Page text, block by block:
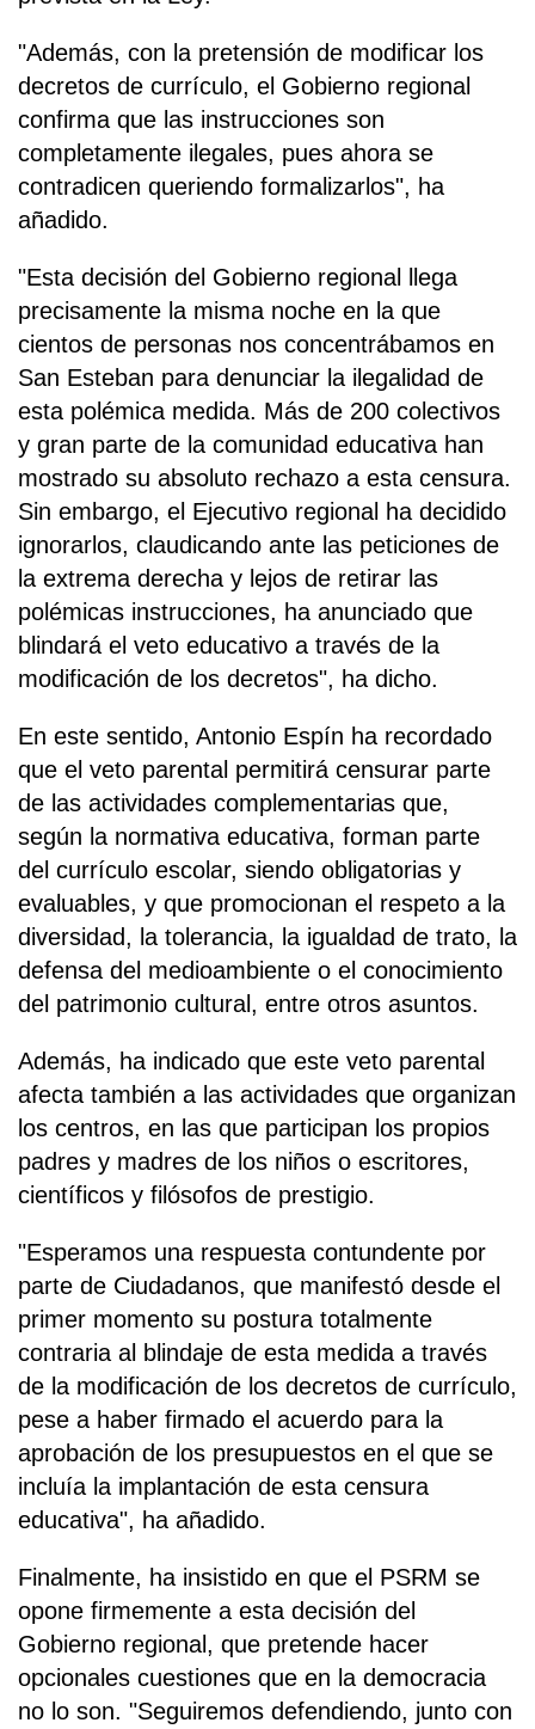
"Además, con la pretensión de modificar los
decretos de currículo, el Gobierno regional
confirma que las instrucciones son
completamente ilegales, pues ahora se
contradicen queriendo formalizarlos", ha
añadido.
"Esta decisión del Gobierno regional llega
precisamente la misma noche en la que
cientos de personas nos concentrábamos en
San Esteban para denunciar la ilegalidad de
esta polémica medida. Más de 200 colectivos
y gran parte de la comunidad educativa han
mostrado su absoluto rechazo a esta censura.
Sin embargo, el Ejecutivo regional ha decidido
ignorarlos, claudicando ante las peticiones de
la extrema derecha y lejos de retirar las
polémicas instrucciones, ha anunciado que
blindará el veto educativo a través de la
modificación de los decretos", ha dicho.
En este sentido, Antonio Espín ha recordado
que el veto parental permitirá censurar parte
de las actividades complementarias que,
según la normativa educativa, forman parte
del currículo escolar, siendo obligatorias y
evaluables, y que promocionan el respeto a la
diversidad, la tolerancia, la igualdad de trato, la
defensa del medioambiente o el conocimiento
del patrimonio cultural, entre otros asuntos.
Además, ha indicado que este veto parental
afecta también a las actividades que organizan
los centros, en las que participan los propios
padres y madres de los niños o escritores,
científicos y filósofos de prestigio.
"Esperamos una respuesta contundente por
parte de Ciudadanos, que manifestó desde el
primer momento su postura totalmente
contraria al blindaje de esta medida a través
de la modificación de los decretos de currículo,
pese a haber firmado el acuerdo para la
aprobación de los presupuestos en el que se
incluía la implantación de esta censura
educativa", ha añadido.
Finalmente, ha insistido en que el PSRM se
opone firmemente a esta decisión del
Gobierno regional, que pretende hacer
opcionales cuestiones que en la democracia
no lo son. "Seguiremos defendiendo, junto con